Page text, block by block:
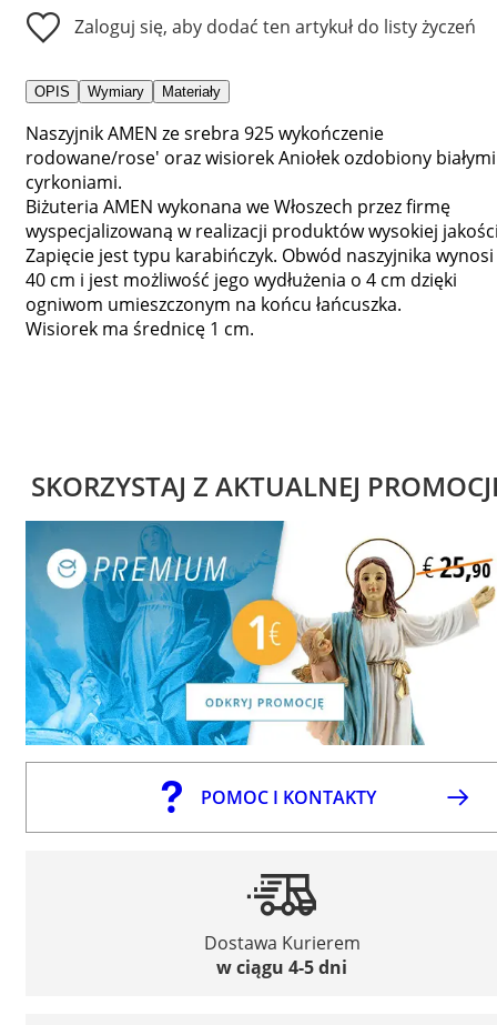
Zaloguj się, aby dodać ten artykuł do listy życzeń
OPIS Wymiary Materiały
Naszyjnik AMEN ze srebra 925 wykończenie
rodowane/rose' oraz wisiorek Aniołek ozdobiony białymi
cyrkoniami.
Biżuteria AMEN wykonana we Włoszech przez firmę
wyspecjalizowaną w realizacji produktów wysokiej
Zapięcie jest typu karabińczyk. Obwód naszyjnika wynosi
40 cm i jest możliwość jego wydłużenia o 4 cm dzięki
ogniwom umieszczonym na końcu łańcuszka.
Wisiorek ma średnicę 1 cm.
SKORZYSTAJ Z AKTUALNEJ
POMOC I KONTAKTY
Dostawa Kurierem
w ciągu 4-5 dni